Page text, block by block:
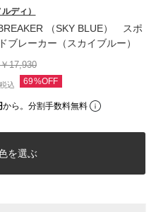
ディ）
（SKY BLUE） スポ
ブレーカー（スカイブルー）
￥17,930
税込 69%OFF
から。分割手数料無料
を選ぶ